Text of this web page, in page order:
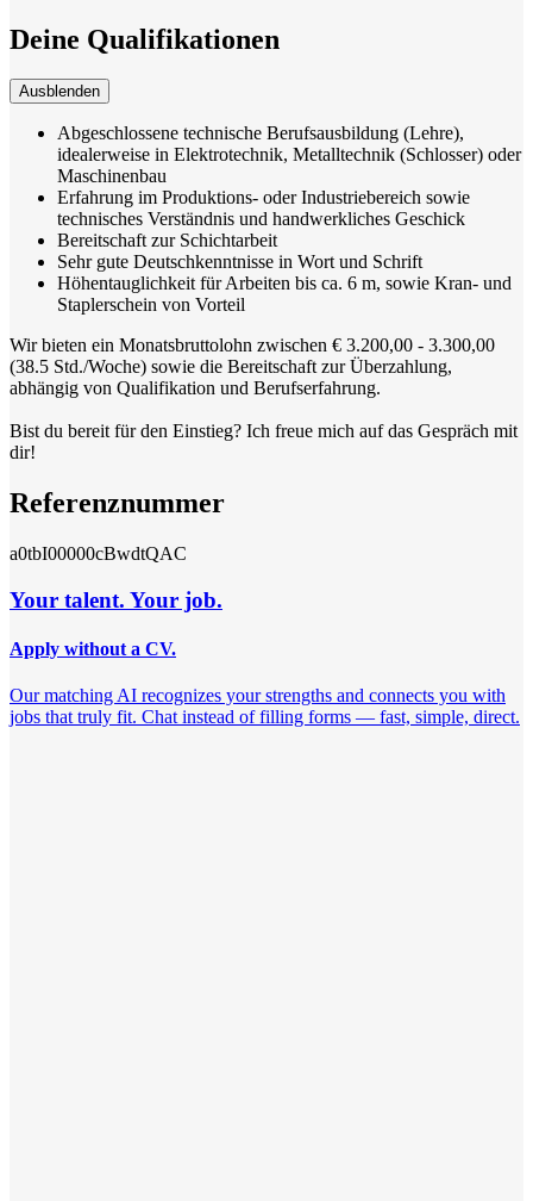
Deine Qualifikationen
Ausblenden
Abgeschlossene technische Berufsausbildung (Lehre),
idealerweise in Elektrotechnik, Metalltechnik (Schlosser) oder
Maschinenbau
Erfahrung im Produktions- oder Industriebereich sowie
technisches Verständnis und handwerkliches Geschick
Bereitschaft zur Schichtarbeit
Sehr gute Deutschkenntnisse in Wort und Schrift
Höhentauglichkeit für Arbeiten bis ca. 6 m, sowie Kran- und
Staplerschein von Vorteil
Wir bieten ein Monatsbruttolohn zwischen € 3.200,00 - 3.300,00
(38.5 Std./Woche) sowie die Bereitschaft zur Überzahlung,
abhängig von Qualifikation und Berufserfahrung.
Bist du bereit für den Einstieg? Ich freue mich auf das Gespräch mit
dir!
Referenznummer
a0tbI00000cBwdtQAC
Your talent. Your job.
Apply without a CV.
Our matching AI recognizes your strengths and connects you with
jobs that truly fit. Chat instead of filling forms — fast, simple, direct.